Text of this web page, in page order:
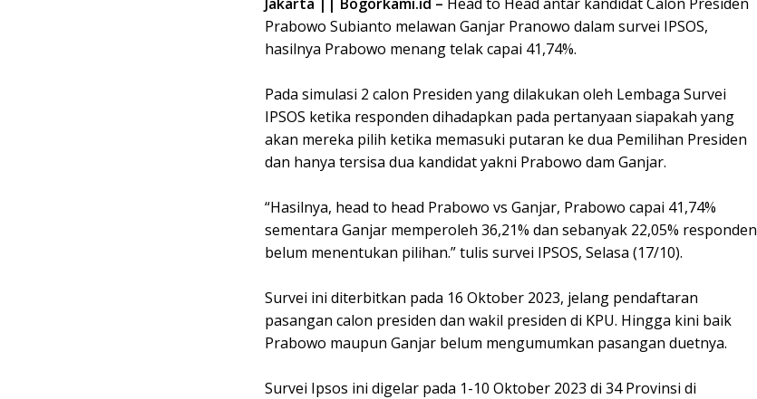
Prabowo Subianto melawan Ganjar Pranowo dalam survei IPSOS,
hasilnya Prabowo menang telak capai 41,74%.
Pada simulasi 2 calon Presiden yang dilakukan oleh Lembaga Survei
IPSOS ketika responden dihadapkan pada pertanyaan siapakah yang
akan mereka pilih ketika memasuki putaran ke dua Pemilihan Presiden
dan hanya tersisa dua kandidat yakni Prabowo dam Ganjar.
“Hasilnya, head to head Prabowo vs Ganjar, Prabowo capai 41,74%
sementara Ganjar memperoleh 36,21% dan sebanyak 22,05% responden
belum menentukan pilihan.” tulis survei IPSOS, Selasa (17/10).
Survei ini diterbitkan pada 16 Oktober 2023, jelang pendaftaran
pasangan calon presiden dan wakil presiden di KPU. Hingga kini baik
Prabowo maupun Ganjar belum mengumumkan pasangan duetnya.
Survei Ipsos ini digelar pada 1-10 Oktober 2023 di 34 Provinsi di